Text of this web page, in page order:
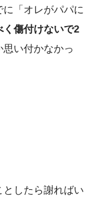
「オレがパパに
く傷付けないで2
思い付かなかっ
としたら謝ればい